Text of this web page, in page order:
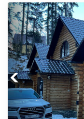
Previous